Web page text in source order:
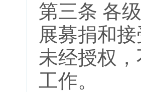
第三条 各
展募捐和
未经授权
工作。